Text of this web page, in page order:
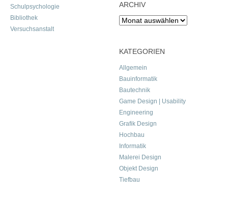
Schulpsychologie
Bibliothek
Versuchsanstalt
ARCHIV
Archiv
KATEGORIEN
Allgemein
Bauinformatik
Bautechnik
Game Design | Usability
Engineering
Grafik Design
Hochbau
Informatik
Malerei Design
Objekt Design
Tiefbau